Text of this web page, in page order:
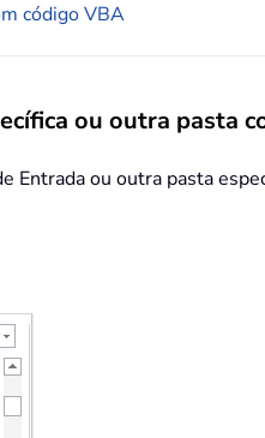
código VBA
ou outra pasta
ou outra pasta